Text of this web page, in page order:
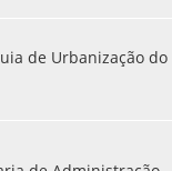
de Urbanização do